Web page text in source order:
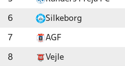
6 Silkeborg
7 AGF
8 Vejle